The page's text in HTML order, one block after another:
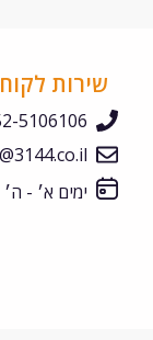
שירות
5106106
ימים א׳ - ה׳ 8:00-14:00